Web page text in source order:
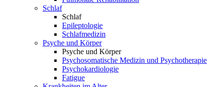
Schlaf
Schlaf
Epileptologie
Schlafmedizin
Psyche und Körper
Psyche und Körper
Psychosomatische Medizin und Psychotherapie
Psychokardiologie
Fatigue